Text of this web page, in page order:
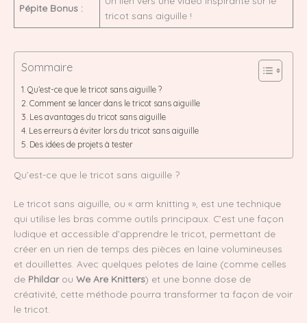
Pépite Bonus :
tricot sans aiguille !
Sommaire
Qu’est-ce que le tricot sans aiguille ?
Comment se lancer dans le tricot sans aiguille
Les avantages du tricot sans aiguille
Les erreurs à éviter lors du tricot sans aiguille
Des idées de projets à tester
Qu’est-ce que le tricot sans aiguille ?
Le tricot sans aiguille, ou « arm knitting », est une technique
qui utilise les bras comme outils principaux. C’est une façon
ludique et accessible d’apprendre le tricot, permettant de
créer en un rien de temps des pièces en laine volumineuses
et douillettes. Avec quelques pelotes de laine (comme celles
de Phildarou We Are Knitters) et une bonne dose de
créativité, cette méthode pourra transformer ta façon de voir
le tricot.